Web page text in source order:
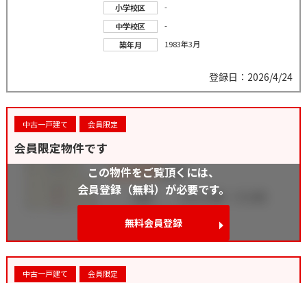
小学校区
-
中学校区
-
築年月
1983年3月
登録日：2026/4/24
中古一戸建て 会員限定
会員限定物件です
この物件をご覧頂くには、
会員登録（無料）が必要です。
無料会員登録
中古一戸建て 会員限定